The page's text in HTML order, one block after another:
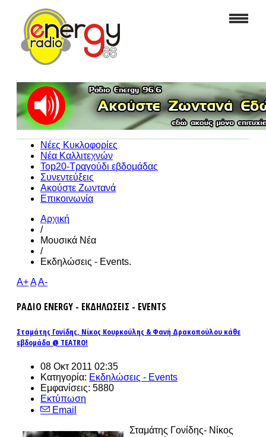
Νέες Κυκλοφορίες
Νέα Καλλιτεχνών
Top20-Τραγούδι εβδομάδας
Συνεντεύξεις
Ακούστε Ζωντανά
Επικοινωνία
Αρχική
/
Μουσικά Νέα
/
Εκδηλώσεις - Events.
A+AA-
ΡΑΔΙΟ ENERGY - ΕΚΔΗΛΩΣΕΙΣ - EVENTS
Σταμάτης Γονίδης, Νίκος Κουρκούλης & Φανή Δρακοπούλου κάθε
εβδομάδα @ TEATRO!
08 Οκτ 2011 02:35
Κατηγορία: Εκδηλώσεις - Events
Εμφανίσεις: 5880
Εκτύπωση
Email
Σταμάτης Γονίδης- Νίκος